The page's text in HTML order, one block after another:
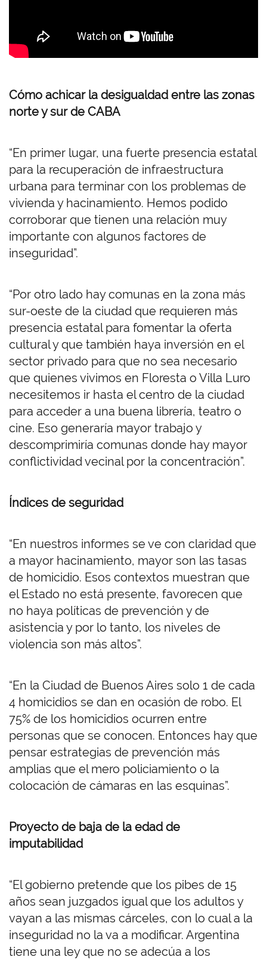
Cómo achicar la desigualdad entre las zonas
norte y sur de CABA
“En primer lugar, una fuerte presencia estatal
para la recuperación de infraestructura
urbana para terminar con los problemas de
vivienda y hacinamiento. Hemos podido
corroborar que tienen una relación muy
importante con algunos factores de
inseguridad”.
“Por otro lado hay comunas en la zona más
sur-oeste de la ciudad que requieren más
presencia estatal para fomentar la oferta
cultural y que también haya inversión en el
sector privado para que no sea necesario
que quienes vivimos en Floresta o Villa Luro
necesitemos ir hasta el centro de la ciudad
para acceder a una buena librería, teatro o
cine. Eso generaría mayor trabajo y
descomprimiría comunas donde hay mayor
conflictividad vecinal por la concentración”.
Índices de seguridad
“En nuestros informes se ve con claridad que
a mayor hacinamiento, mayor son las tasas
de homicidio. Esos contextos muestran que
el Estado no está presente, favorecen que
no haya políticas de prevención y de
asistencia y por lo tanto, los niveles de
violencia son más altos”.
“En la Ciudad de Buenos Aires solo 1 de cada
4 homicidios se dan en ocasión de robo. El
75% de los homicidios ocurren entre
personas que se conocen. Entonces hay que
pensar estrategias de prevención más
amplias que el mero policiamiento o la
colocación de cámaras en las esquinas”.
Proyecto de baja de la edad de
imputabilidad
“El gobierno pretende que los pibes de 15
años sean juzgados igual que los adultos y
vayan a las mismas cárceles, con lo cual a la
inseguridad no la va a modificar. Argentina
tiene una ley que no se adecúa a los